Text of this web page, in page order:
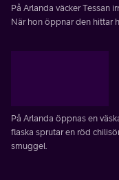
På Arlanda väcker Tessan
När hon öppnar den hittar
På Arlanda öppnas en
flaska sprutar en röd
smuggel.